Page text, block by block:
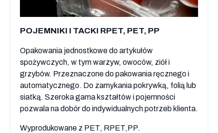
POJEMNIKI I TACKI RPET, PET, PP
Opakowania jednostkowe do artykułów
spożywczych, w tym warzyw, owoców, ziół i
grzybów. Przeznaczone do pakowania ręcznego i
automatycznego. Do zamykania pokrywką, folią lub
siatką. Szeroka gama kształtów i pojemności
pozwala na dobór do indywidualnych potrzeb klienta.
Wyprodukowane z PET, RPET,PP.